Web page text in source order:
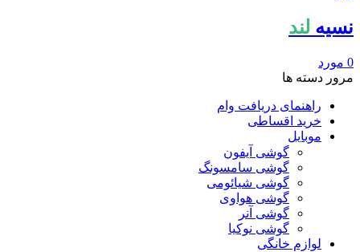
نسیه لند
0 مورد
مرور دسته ها
راهنمای دریافت وام
خرید اقساطی
موبایل
گوشی آیفون
گوشی سامسونگ
گوشی شیائومی
گوشی هواوی
گوشی آنر
گوشی نوکیا
لوازم خانگی